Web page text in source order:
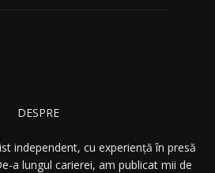
DESPRE
independent, cu experiență în presă
a lungul carierei, am publicat mii de